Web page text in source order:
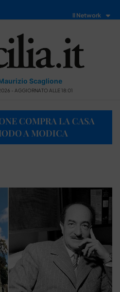
Il Network
Scaglione
- AGGIORNATO ALLE 18:01
COMPRA LA CASA
A MODICA